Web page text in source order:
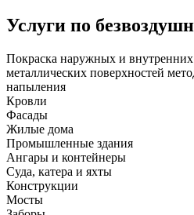
Услуги по
Покраска наружных и
металлических поверхностей
напыления
Кровли
Фасады
Жилые дома
Промышленные здания
Ангары и контейнеры
Суда, катера и яхты
Конструкции
Мосты